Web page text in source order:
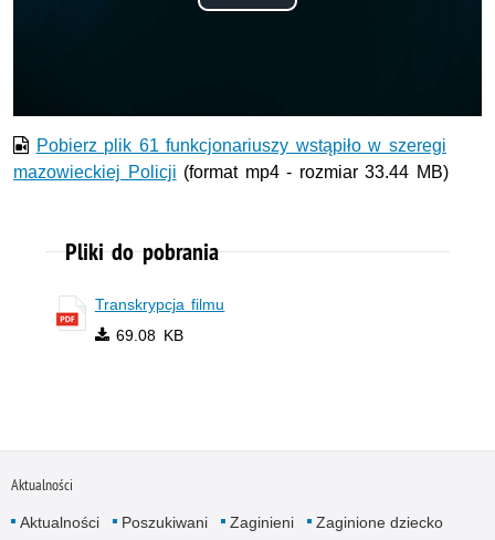
Odtwórz
Pobierz plik 61 funkcjonariuszy wstąpiło w szeregi
mazowieckiej Policji (format mp4 - rozmiar 33.44 MB)
Pliki do pobrania
Transkrypcja filmu
69.08 KB
Aktualności
Aktualności Poszukiwani Zaginieni
Zaginione dziecko